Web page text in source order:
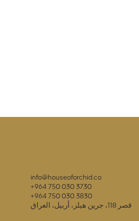
info@houseoforchid.co
+964 750 030 3730
+964 750 030 3830
قصر 118، جرين هيلز، أربيل، العراق